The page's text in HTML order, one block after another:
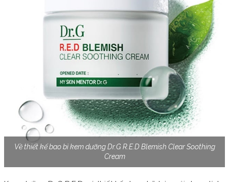
Về thiết kế bao bì kem dưỡng Dr.G R.E.D Blemish Clear Soothing
Cream